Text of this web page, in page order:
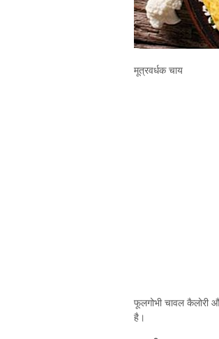
मूत्रवर्धक चाय
फूलगोभी चावल कैलोरी
है।